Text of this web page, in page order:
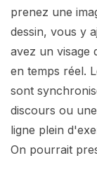
prenez une
dessin, vous y
avez un visage
en temps réel.
sont
discours ou
ligne plein
On pourrait